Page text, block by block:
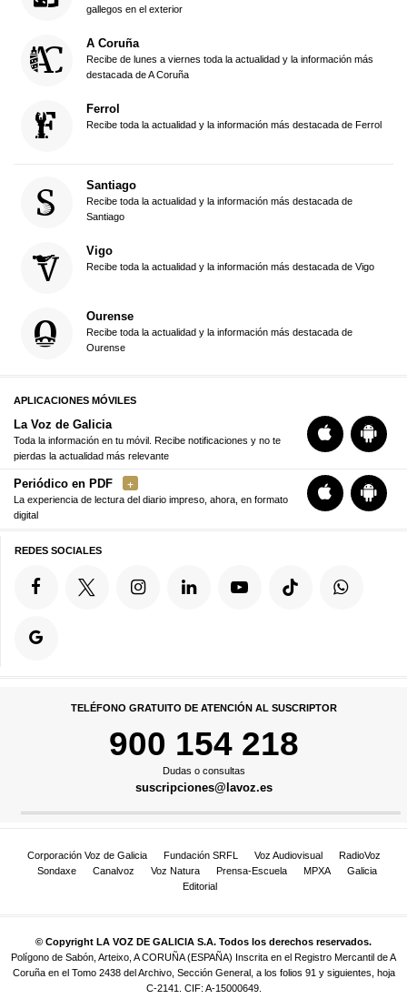
gallegos en el exterior
A Coruña
Recibe de lunes a viernes toda la actualidad y la información más
destacada de A Coruña
Ferrol
Recibe toda la actualidad y la información más destacada de Ferrol
Santiago
Recibe toda la actualidad y la información más destacada de
Santiago
Vigo
Recibe toda la actualidad y la información más destacada de Vigo
Ourense
Recibe toda la actualidad y la información más destacada de
Ourense
APLICACIONES MÓVILES
La Voz de Galicia
Toda la información en tu móvil. Recibe notificaciones y no te
pierdas la actualidad más relevante
Periódico en PDF
La experiencia de lectura del diario impreso, ahora, en formato
digital
REDES SOCIALES
TELÉFONO GRATUITO DE ATENCIÓN AL SUSCRIPTOR
900 154 218
Dudas o consultas
suscripciones@lavoz.es
Corporación Voz de Galicia Fundación SRFL Voz Audiovisual
RadioVoz
Sondaxe
Canalvoz Voz Natura Prensa-Escuela MPXA
Galicia
Editorial
© Copyright LA VOZ DE GALICIA S.A. Todos los derechos reservados.
Polígono de Sabón, Arteixo, A CORUÑA (ESPAÑA) Inscrita en el Registro Mercantil de A
Coruña en el Tomo 2438 del Archivo, Sección General, a los folios 91 y siguientes, hoja
C-2141. CIF: A-15000649.